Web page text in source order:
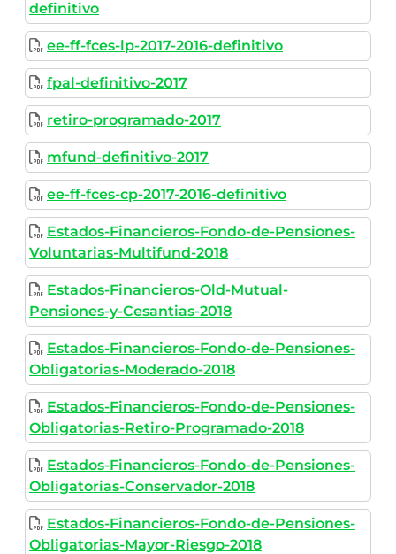
definitivo
ee-ff-fces-lp-2017-2016-definitivo
fpal-definitivo-2017
retiro-programado-2017
mfund-definitivo-2017
ee-ff-fces-cp-2017-2016-definitivo
Estados-Financieros-Fondo-de-Pensiones-
Voluntarias-Multifund-2018
Estados-Financieros-Old-Mutual-
Pensiones-y-Cesantias-2018
Estados-Financieros-Fondo-de-Pensiones-
Obligatorias-Moderado-2018
Estados-Financieros-Fondo-de-Pensiones-
Obligatorias-Retiro-Programado-2018
Estados-Financieros-Fondo-de-Pensiones-
Obligatorias-Conservador-2018
Estados-Financieros-Fondo-de-Pensiones-
Obligatorias-Mayor-Riesgo-2018